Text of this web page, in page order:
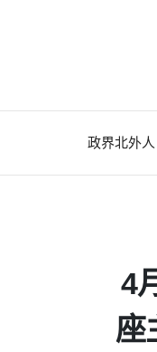
政界北外人
4
座